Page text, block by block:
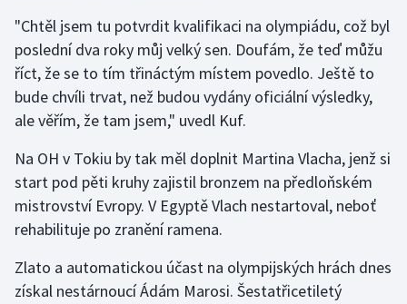
Jezdectví
Judo
Krasobruslení
Lezení
Lyže a snowboard
Motorsport
"Chtěl jsem tu potvrdit kvalifikaci na olympiádu, což byl
poslední dva roky můj velký sen. Doufám, že teď můžu
říct, že se to tím třináctým místem povedlo. Ještě to
bude chvíli trvat, než budou vydány oficiální výsledky,
ale věřím, že tam jsem," uvedl Kuf.
Na OH v Tokiu by tak měl doplnit Martina Vlacha, jenž si
start pod pěti kruhy zajistil bronzem na předloňském
mistrovství Evropy. V Egyptě Vlach nestartoval, neboť
rehabilituje po zranění ramena.
Zlato a automatickou účast na olympijských hrách dnes
získal nestárnoucí Ádám Marosi. Šestatřicetiletý